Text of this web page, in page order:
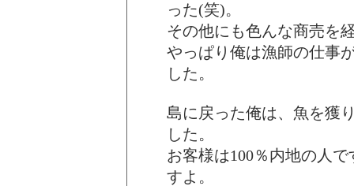
った(笑)。
その他にも色んな商売を
やっぱり俺は漁師の仕事
した。
島に戻った俺は、魚を獲
した。
お客様は100％内地の人
すよ。